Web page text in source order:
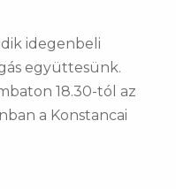
idegenbeli
együttesünk.
18.30-tól az
a Konstancai